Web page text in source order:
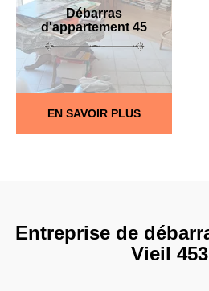
Débarras
d'appartement 45
EN SAVOIR PLUS
Entreprise de
Vieil